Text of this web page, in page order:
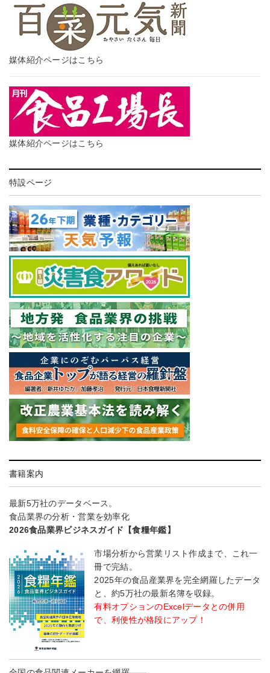
媒体紹介ページはこちら
媒体紹介ページはこちら
特設ページ
書籍案内
最新5万社のデータベース。
食品業界の分析・営業を効率化
2026食品業界ビジネスガイド【食糧年鑑】
市場分析から営業リスト作成まで、これ一
冊で完結。
2025年の食品産業界を完全網羅したデータ
と、約5万社の最新名簿を収録。
有料オプションのExcelデータとの併用
で、利便性が格段にアップ！